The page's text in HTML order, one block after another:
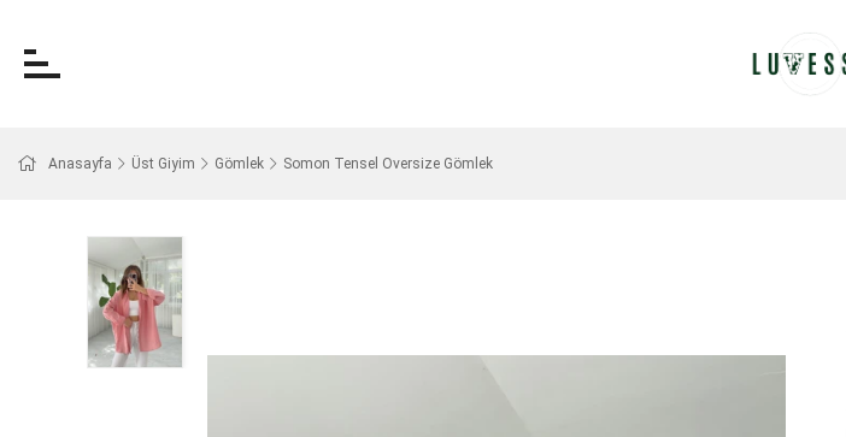
Anasayfa Üst Giyim Gömlek Somon Tensel Oversize Gömlek